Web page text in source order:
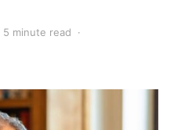
5 minute read